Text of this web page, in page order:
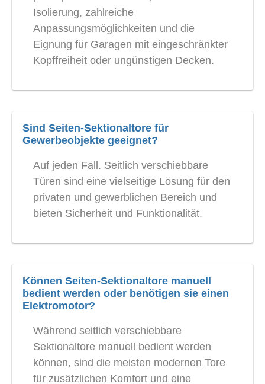
Isolierung, zahlreiche
Anpassungsmöglichkeiten und die
Eignung für Garagen mit eingeschränkter
Kopffreiheit oder ungünstigen Decken.
Sind Seiten-Sektionaltore für
Gewerbeobjekte geeignet?
Auf jeden Fall. Seitlich verschiebbare
Türen sind eine vielseitige Lösung für den
privaten und gewerblichen Bereich und
bieten Sicherheit und Funktionalität.
Können Seiten-Sektionaltore manuell
bedient werden oder benötigen sie einen
Elektromotor?
Während seitlich verschiebbare
Sektionaltore manuell bedient werden
können, sind die meisten modernen Tore
für zusätzlichen Komfort und eine